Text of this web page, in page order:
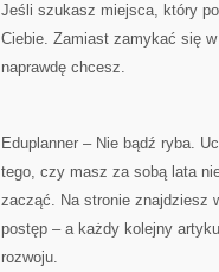
Jeśli szukasz miejsca, który
Ciebie. Zamiast zamykać się
naprawdę chcesz.
Eduplanner – Nie bądź ryba.
tego, czy masz za sobą lata
zacząć. Na stronie znajdziesz
postęp – a każdy kolejny
rozwoju.